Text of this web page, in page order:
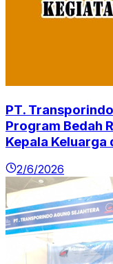
PT.
Program Bedah
Kepala Keluarga
2/6/2026